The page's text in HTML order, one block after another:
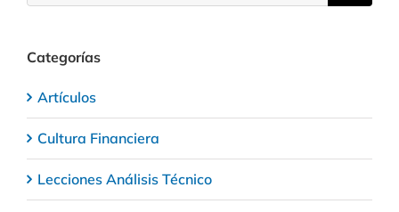
Categorías
Artículos
Cultura Financiera
Lecciones Análisis Técnico